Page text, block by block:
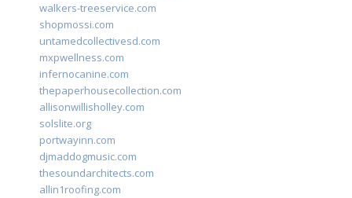
walkers-treeservice.com
shopmossi.com
untamedcollectivesd.com
mxpwellness.com
infernocanine.com
thepaperhousecollection.com
allisonwillisholley.com
solslite.org
portwayinn.com
djmaddogmusic.com
thesoundarchitects.com
allin1roofing.com